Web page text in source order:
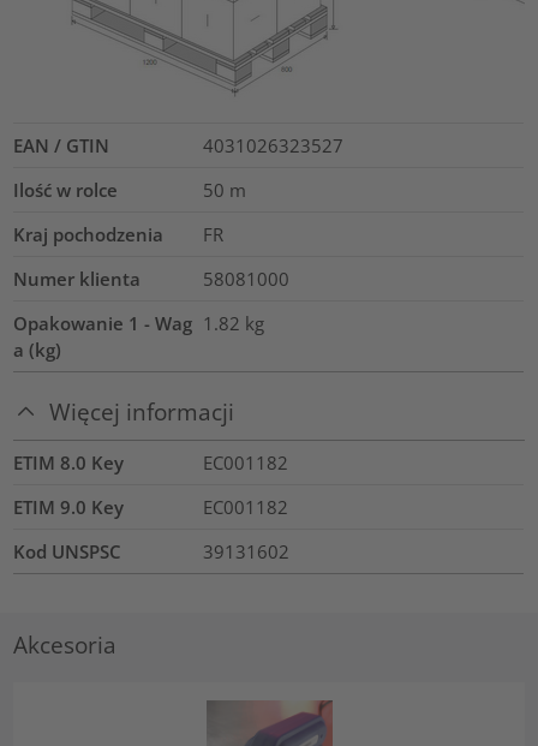
EAN / GTIN
4031026323527
Ilość w rolce
50 m
Kraj pochodzenia
FR
Numer klienta
58081000
Opakowanie 1 - Wag
a (kg)
1.82 kg
Więcej informacji
ETIM 8.0 Key
EC001182
ETIM 9.0 Key
EC001182
Kod UNSPSC
39131602
Akcesoria